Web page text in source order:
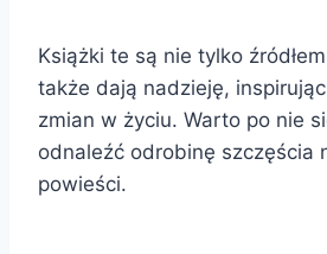
Książki te są nie tylko
także dają nadzieję,
zmian w życiu. Warto po nie
odnaleźć odrobinę szczęścia
powieści.